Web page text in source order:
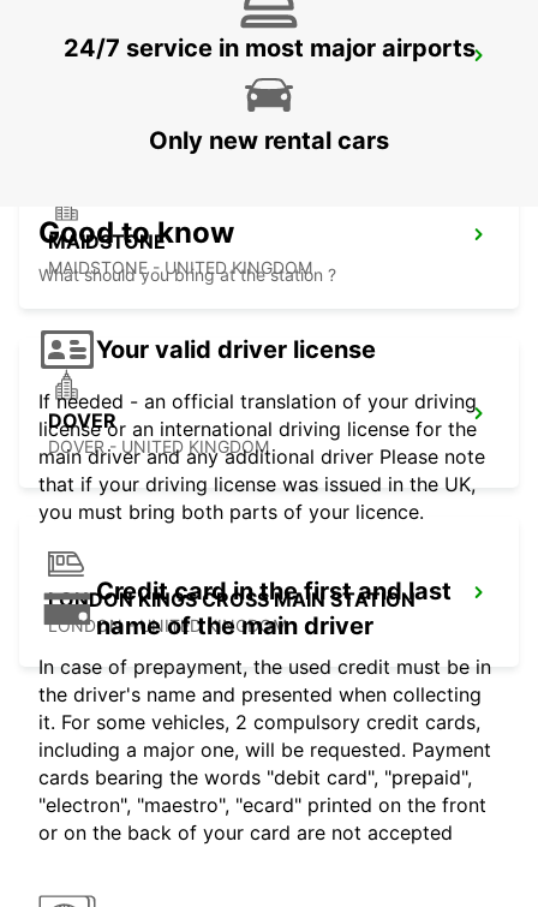
DARTFORD
DARTFORD - UNITED KINGDOM
MAIDSTONE
MAIDSTONE - UNITED KINGDOM
DOVER
DOVER - UNITED KINGDOM
LONDON KINGS CROSS MAIN STATION
LONDON - UNITED KINGDOM
24/7 service in most major airports
Only new rental cars
Good to know
What should you bring at the station ?
Your valid driver license
If needed - an official translation of your driving
license or an international driving license for the
main driver and any additional driver Please note
that if your driving license was issued in the UK,
you must bring both parts of your licence.
Credit card in the first and last
name of the main driver
In case of prepayment, the used credit must be in
the driver's name and presented when collecting
it. For some vehicles, 2 compulsory credit cards,
including a major one, will be requested. Payment
cards bearing the words "debit card", "prepaid",
"electron", "maestro", "ecard" printed on the front
or on the back of your card are not accepted